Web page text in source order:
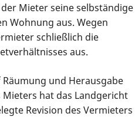
Mieter seine selbständige
Wohnung aus. Wegen
schließlich die
aus.
und Herausgabe
hat das Landgericht
Revision des Vermieters